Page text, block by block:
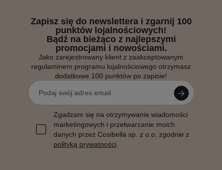
Zapisz się do newslettera i zgarnij 100
punktów lojalnościowych!
Bądź na bieżąco z najlepszymi
promocjami i nowościami.
Jako zarejestrowany klient z zaakceptowanym
regulaminem programu lojalnościowego otrzymasz
dodatkowe 100 punktów po zapisie!
Zgadzam się na otrzymywanie wiadomości
marketingowych i przetwarzanie moich
danych przez Cosibella sp. z o.o, zgodnie z
polityką prywatności